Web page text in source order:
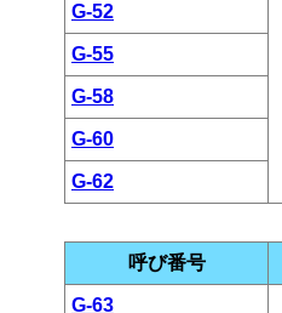
G-52
G-55
G-58
G-60
G-62
呼び番号
G-63